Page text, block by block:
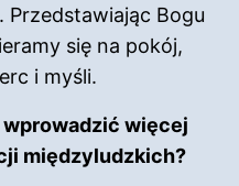
Przedstawiając Bogu
się na pokój,
i myśli.
wprowadzić więcej
międzyludzkich?